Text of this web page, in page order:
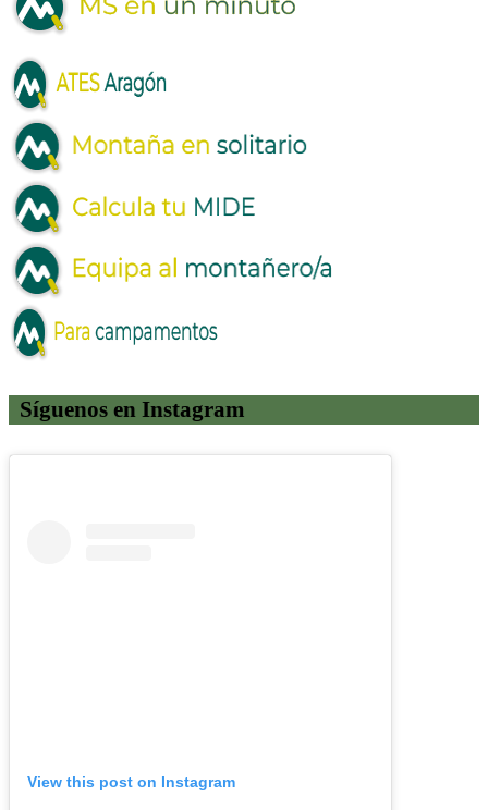
Síguenos en Instagram
View this post on Instagram